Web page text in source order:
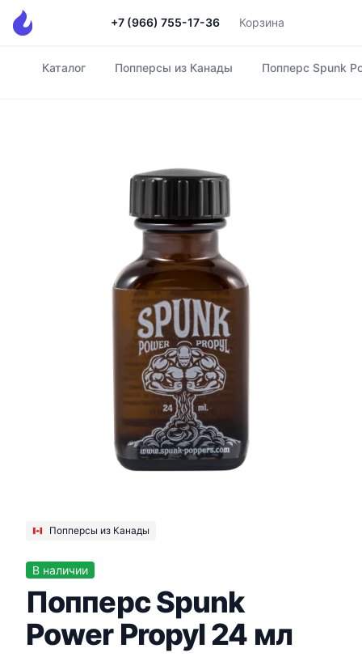
+7 (966) 755-17-36 Корзина
Главная
Каталог Попперсы из Канады Попперс Spunk
Попперсы из Канады
В наличии
Попперс Spunk
Power Propyl 24 мл